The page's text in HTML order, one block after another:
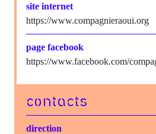
site internet
https://www.compagnieraoui.org
page facebook
https://www.facebook.com/
contacts
direction